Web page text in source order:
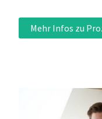
Mehr Infos zu